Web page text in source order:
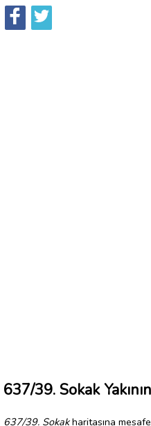
637/39. Sokak
637/39. Sokakharitasına